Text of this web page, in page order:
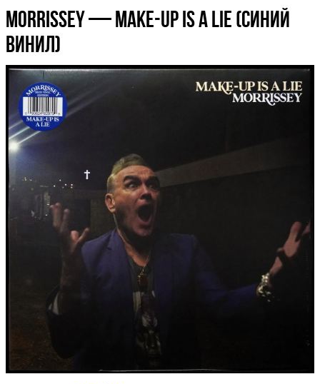
Morrissey — Make-Up Is A Lie (синий
винил)